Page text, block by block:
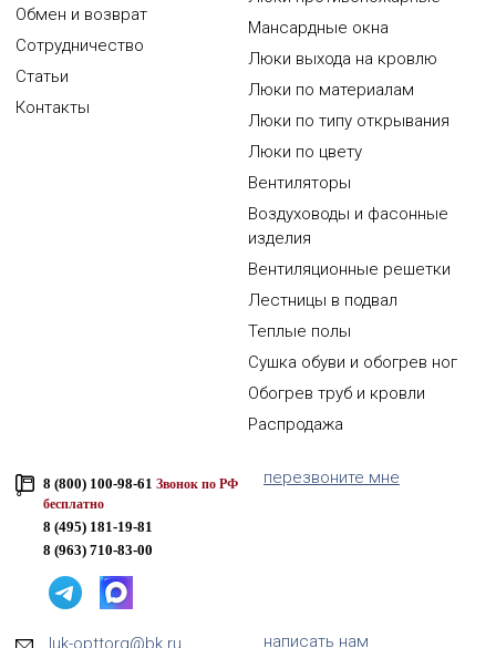
Обмен и возврат
Сотрудничество
Статьи
Контакты
Мансардные окна
Люки выхода на кровлю
Люки по материалам
Люки по типу открывания
Люки по цвету
Вентиляторы
Воздуховоды и фасонные
изделия
Вентиляционные решетки
Лестницы в подвал
Теплые полы
Сушка обуви и обогрев ног
Обогрев труб и кровли
Распродажа
8 (800) 100-98-61 Звонок по РФ
бесплатно
8 (495) 181-19-81
8 (963) 710-83-00
перезвоните мне
luk-opttorg@bk.ru написать нам